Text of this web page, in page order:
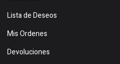
Lista de Deseos
Mis Ordenes
Devoluciones